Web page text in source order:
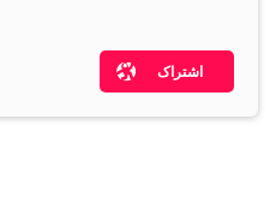
اشتراک